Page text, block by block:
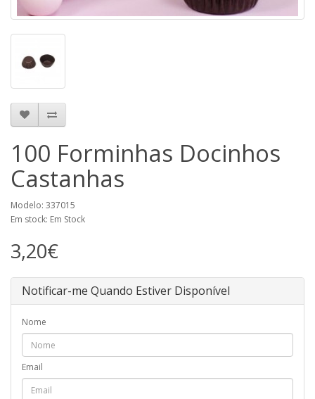
100 Forminhas Docinhos
Castanhas
Modelo: 337015
Em stock: Em Stock
3,20€
Notificar-me Quando Estiver Disponível
Nome
Email